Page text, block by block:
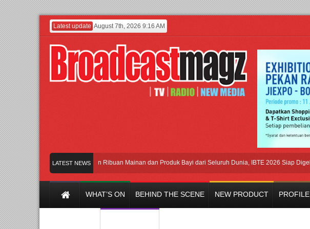
Latest update August 7th, 2026 9:16 AM
LATEST NEWS
Meramaikan Jakarta dengan Ribuan Mainan dan Produk Bayi dari Seluruh Dunia, IBTE 2026 Siap Digelar!
WHAT’S ON BEHIND THE SCENE NEW PRODUCT PROFILE